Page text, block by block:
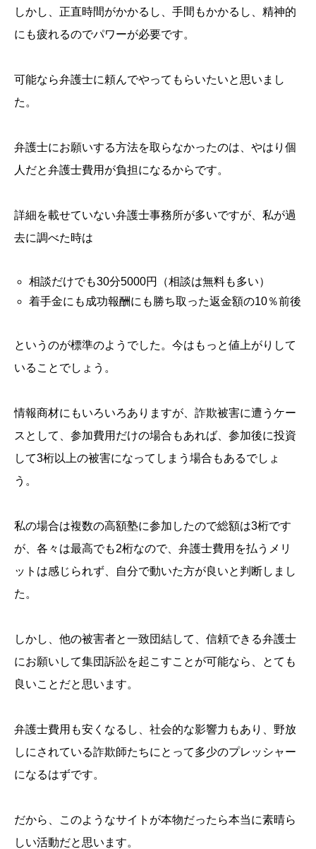
しかし、正直時間がかかるし、手間もかかるし、精神的
にも疲れるのでパワーが必要です。
可能なら弁護士に頼んでやってもらいたいと思いまし
た。
弁護士にお願いする方法を取らなかったのは、やはり個
人だと弁護士費用が負担になるからです。
詳細を載せていない弁護士事務所が多いですが、私が過
去に調べた時は
相談だけでも30分5000円（相談は無料も多い）
着手金にも成功報酬にも勝ち取った返金額の10％前後
というのが標準のようでした。今はもっと値上がりして
いることでしょう。
情報商材にもいろいろありますが、詐欺被害に遭うケー
スとして、参加費用だけの場合もあれば、参加後に投資
して3桁以上の被害になってしまう場合もあるでしょ
う。
私の場合は複数の高額塾に参加したので総額は3桁です
が、各々は最高でも2桁なので、弁護士費用を払うメリ
ットは感じられず、自分で動いた方が良いと判断しまし
た。
しかし、他の被害者と一致団結して、信頼できる弁護士
にお願いして集団訴訟を起こすことが可能なら、とても
良いことだと思います。
弁護士費用も安くなるし、社会的な影響力もあり、野放
しにされている詐欺師たちにとって多少のプレッシャー
になるはずです。
だから、このようなサイトが本物だったら本当に素晴ら
しい活動だと思います。